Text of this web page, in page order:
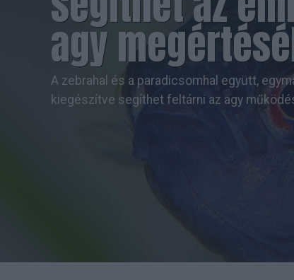
agy
A zebrahal és a paradicsomhal együtt,
kiegészítve segíthet feltárni az agy